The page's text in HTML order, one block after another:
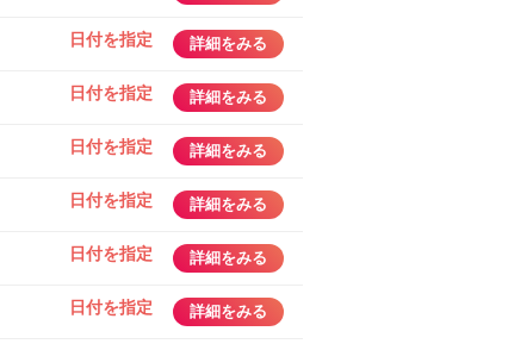
日付を指定 詳細をみる
日付を指定 詳細をみる
日付を指定 詳細をみる
日付を指定 詳細をみる
日付を指定 詳細をみる
日付を指定 詳細をみる